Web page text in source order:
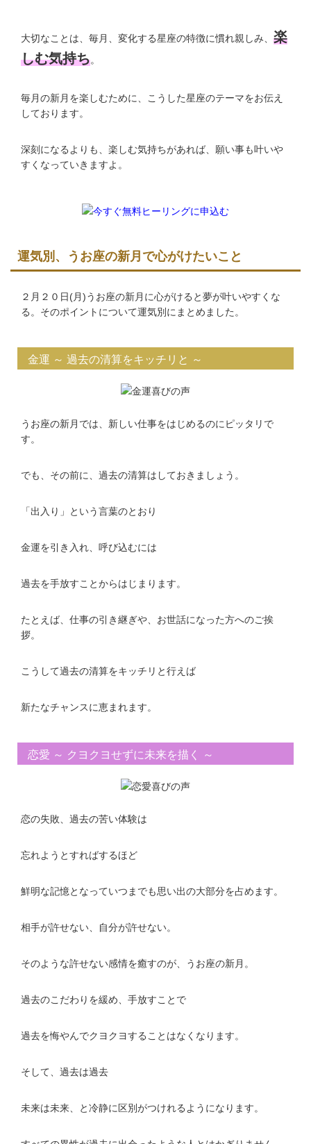
大切なことは、毎月、変化する星座の特徴に慣れ親しみ、 楽
しむ気持ち。
毎月の新月を楽しむために、こうした星座のテーマをお伝え
しております。
深刻になるよりも、楽しむ気持ちがあれば、願い事も叶いや
すくなっていきますよ。
運気別、うお座の新月で心がけたいこと
２月２０日(月)うお座の新月に心がけると夢が叶いやすくな
る。そのポイントについて運気別にまとめました。
金運 ～ 過去の清算をキッチリと ～
うお座の新月では、新しい仕事をはじめるのにピッタリで
す。
でも、その前に、過去の清算はしておきましょう。
「出入り」という言葉のとおり
金運を引き入れ、呼び込むには
過去を手放すことからはじまります。
たとえば、仕事の引き継ぎや、お世話になった方へのご挨
拶。
こうして過去の清算をキッチリと行えば
新たなチャンスに恵まれます。
恋愛 ～ クヨクヨせずに未来を描く ～
恋の失敗、過去の苦い体験は
忘れようとすればするほど
鮮明な記憶となっていつまでも思い出の大部分を占めます。
相手が許せない、自分が許せない。
そのような許せない感情を癒すのが、うお座の新月。
過去のこだわりを緩め、手放すことで
過去を悔やんでクヨクヨすることはなくなります。
そして、過去は過去
未来は未来、と冷静に区別がつけれるようになります。